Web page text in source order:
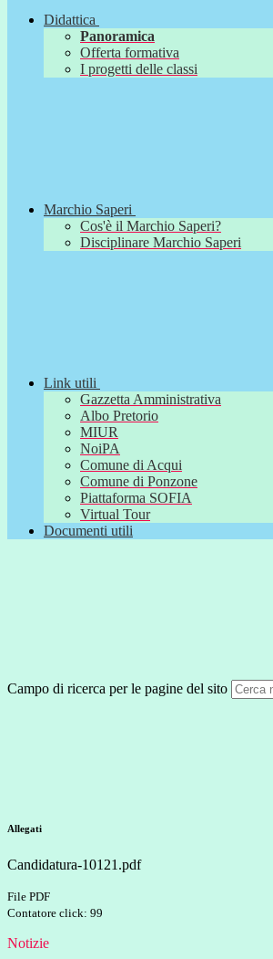
Didattica
Panoramica
Offerta formativa
I progetti delle classi
Marchio Saperi
Cos'è il Marchio Saperi?
Disciplinare Marchio Saperi
Link utili
Gazzetta Amministrativa
Albo Pretorio
MIUR
NoiPA
Comune di Acqui
Comune di Ponzone
Piattaforma SOFIA
Virtual Tour
Documenti utili
Campo di ricerca per le pagine del sito
Allegati
Candidatura-10121.pdf
File PDF
Contatore click: 99
Notizie